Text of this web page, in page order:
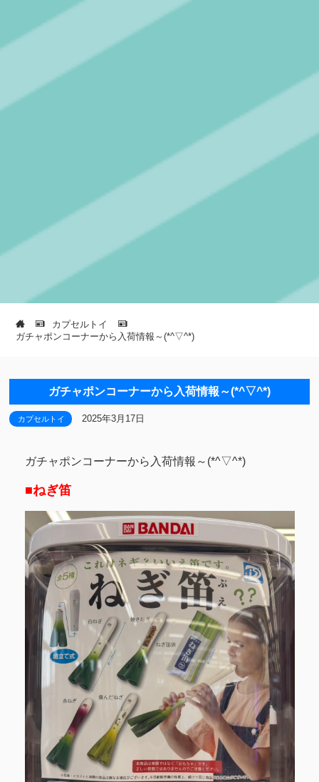
カプセルトイ
ガチャポンコーナーから入荷情報～(*^▽^*)
ガチャポンコーナーから入荷情報～(*^▽^*)
カプセルトイ 2025年3月17日
ガチャポンコーナーから入荷情報～(*^▽^*)
■ねぎ笛